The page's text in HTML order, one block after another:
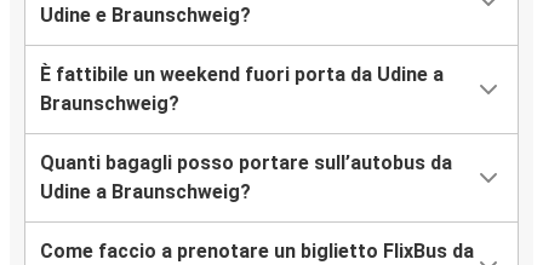
Udine e Braunschweig?
È fattibile un weekend fuori porta da Udine a
Braunschweig?
Quanti bagagli posso portare sull’autobus da
Udine a Braunschweig?
Come faccio a prenotare un biglietto FlixBus da